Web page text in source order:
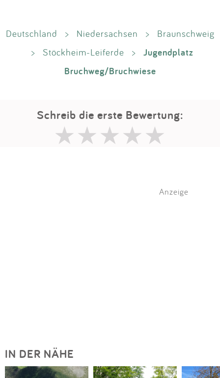
Deutschland > Niedersachsen >
Braunschweig
>
Stöckheim-Leiferde >
Jugendplatz
Bruchweg/Bruchwiese
Schreib die erste Bewertung:
Anzeige
IN DER NÄHE